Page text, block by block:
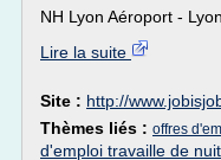
NH Lyon Aéroport - Lyon
Lire la suite
Site : http://
Thèmes liés : offres
d'emploi travaille de nuit